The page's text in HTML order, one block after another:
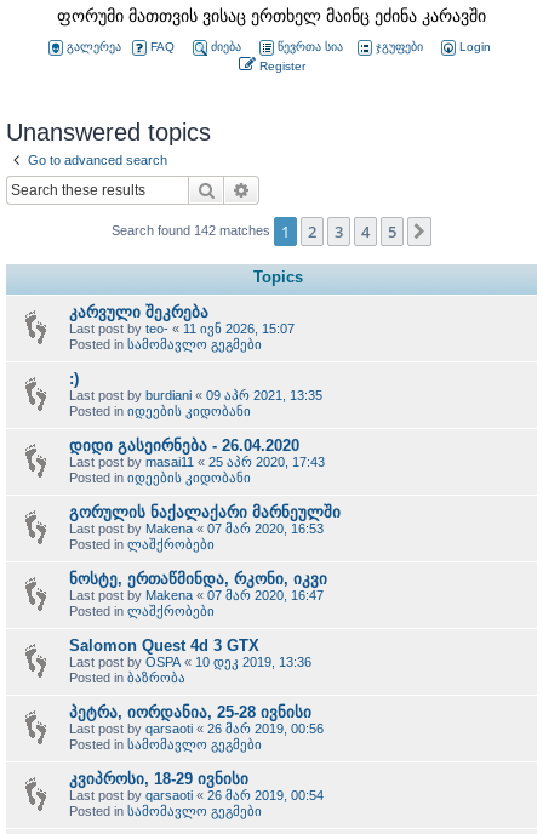
ფორუმი მათთვის ვისაც ერთხელ მაინც ეძინა კარავში
გალერეა FAQ ძიება წევრთა სია ჯგუფები
Login
Register
Unanswered topics
Go to advanced search
Search
Search found 142 matches 1 2 3 4 5
Topics
კარვული შეკრება
Last post by teo- « 11 ივნ 2026, 15:07
Posted in სამომავლო გეგმები
:)
Last post by burdiani « 09 აპრ 2021, 13:35
Posted in იდეების კიდობანი
დიდი გასეირნება - 26.04.2020
Last post by masai11 « 25 აპრ 2020, 17:43
Posted in იდეების კიდობანი
გორულის ნაქალაქარი მარნეულში
Last post by Makena « 07 მარ 2020, 16:53
Posted in ლაშქრობები
ნოსტე, ერთაწმინდა, რკონი, იკვი
Last post by Makena « 07 მარ 2020, 16:47
Posted in ლაშქრობები
Salomon Quest 4d 3 GTX
Last post by OSPA « 10 დეკ 2019, 13:36
Posted in ბაზრობა
პეტრა, იორდანია, 25-28 ივნისი
Last post by qarsaoti « 26 მარ 2019, 00:56
Posted in სამომავლო გეგმები
კვიპროსი, 18-29 ივნისი
Last post by qarsaoti « 26 მარ 2019, 00:54
Posted in სამომავლო გეგმები